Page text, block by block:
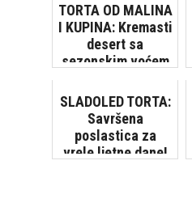
TORTA OD MALINA
I KUPINA: Kremasti
desert sa
sezonskim voćem
SLADOLED TORTA:
Savršena
poslastica za
vrele ljetne dane!